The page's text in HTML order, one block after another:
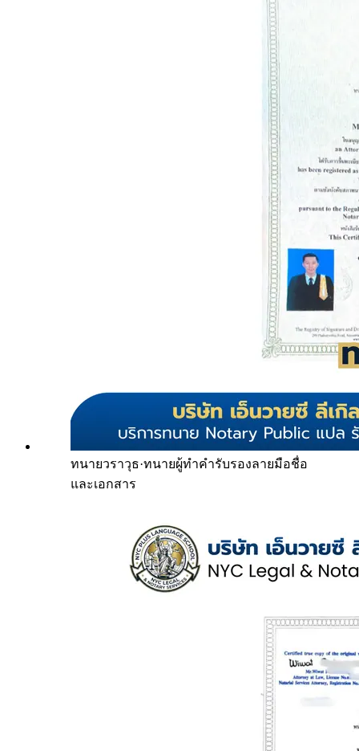
ทนายวราวุธ·ทนายผู้ทำคำรับรองลายมือชื่อ
และเอกสาร